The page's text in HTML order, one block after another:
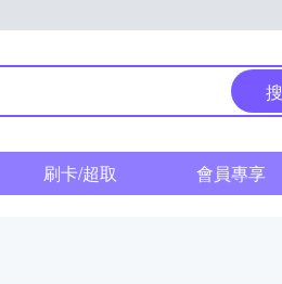
刷卡/超取 會員專享